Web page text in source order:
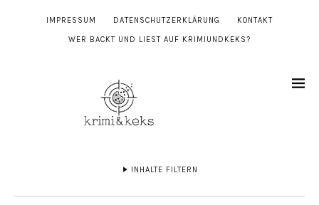
IMPRESSUM DATENSCHUTZERKLÄRUNG KONTAKT
WER BACKT UND LIEST AUF KRIMIUNDKEKS?
INHALTE FILTERN